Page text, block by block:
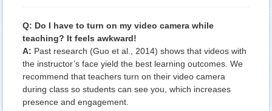
Q: Do I have to turn on my video camera while
teaching? It feels awkward!
A: Past research (Guo et al., 2014) shows that videos with
the instructor’s face yield the best learning outcomes. We
recommend that teachers turn on their video camera
during class so students can see you, which increases
presence and engagement.